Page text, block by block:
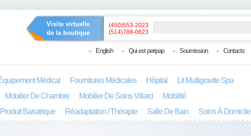
Visite virtuelle
de la boutique
English Qui est peripap Soumission Contacts
(450)553-2023
(514)788-0623
Médical Fournitures Médicales Hôpital
Lit Multigravite Spa
Mobilier De Chambre
Mobilier De Soins Villard
Mobilité
Produit Bariatrique
Réadaptation / Thérapie Salle De Bain Soins À Domicile